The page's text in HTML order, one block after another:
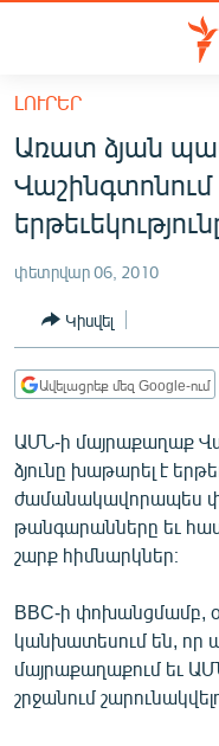
Մատչելիության
հիմնական
բովանդակությանը
Անցնել
հիմնական
մենյուին
ՀԱՅԱՍՏԱՆ
ՔԱՂԱՔԱԿԱՆ
ՀԱՍԱՐԱԿՈՒԹՅՈՒՆ
ՏՆՏԵՍՈՒԹՅՈՒՆ
ՊԱՏԵՐԱԶՄԻ 6
ՏԱՐԱԾԱՇՐՋԱՆ
ՄԻՋԱԶԳԱՅԻՆ
ՍՊՈՐՏ
ՄԵԿՆԱԲԱՆՈՒԹՅՈՒՆ
ԼՈՒՐԵՐ
Առատ ձյան
փետրվար 06, 2010
Կիսվել
Ավելացրեք մեզ Google-ում
ԱՄՆ-ի մայրաքաղաք
ձյունը խաթարել է
ժամանակավորապես
թանգարանները եւ
շարք հիմնարկներ։
BBC-ի փոխանցմամբ,
կանխատեսում են, որ
մայրաքաղաքում եւ
շրջանում